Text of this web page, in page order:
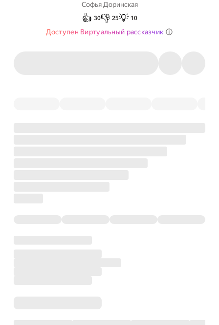
Софья Доринская
👍 30👎 25💡 10
Доступен Виртуальный рассказчик